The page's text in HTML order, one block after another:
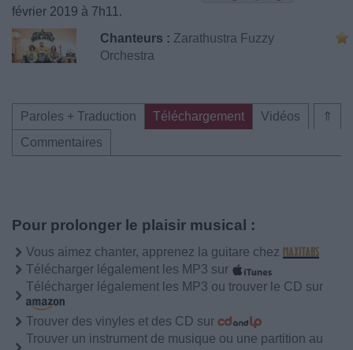
février 2019 à 7h11.
Chanteurs : Zarathustra Fuzzy
Orchestra
⇑
Paroles + Traduction Téléchargement
Vidéos
Commentaires
Pour prolonger le plaisir musical :
Vous aimez chanter, apprenez la guitare chez
Télécharger légalement les MP3 sur
Télécharger légalement les MP3 ou trouver le CD sur
Trouver des vinyles et des CD sur
Trouver un instrument de musique ou une partition au